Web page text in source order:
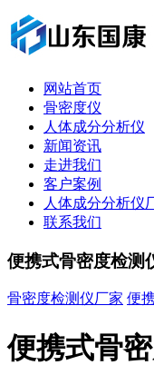
网站首页
骨密度仪
人体成分分析仪
新闻资讯
走进我们
客户案例
人体成分分析仪
联系我们
便携式骨密度检测
骨密度检测仪厂家 便
便携式骨